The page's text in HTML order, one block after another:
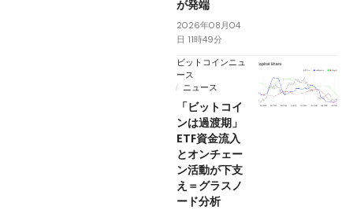
が発端
2026年08月04
日 11時49分
ビットコインニュ
ース
ニュース
「ビットコイ
ンは過渡期」
ETF資金流入
とオンチェー
ン活動が下支
え＝グラスノ
ード分析